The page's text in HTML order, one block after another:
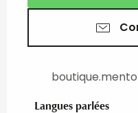
Langues parlées
Langues parlées